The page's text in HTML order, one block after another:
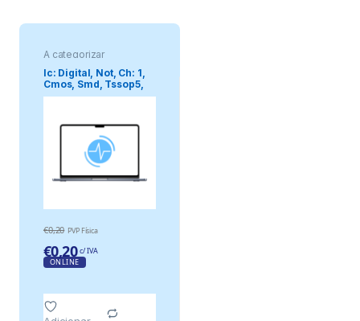
A categorizar
Ic: Digital, Not, Ch: 1,
Cmos, Smd, Tssop5,
Mini .
€0,20 PVP Física
€0,20 c/ IVA
ONLINE